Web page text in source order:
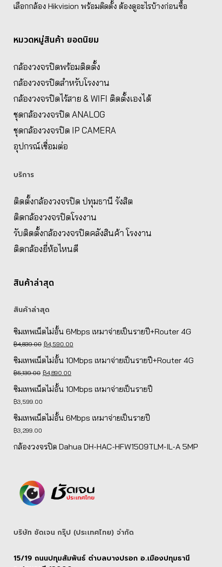
เลือกกล้อง Hikvision พร้อมติดตั้ง ต้องดูอะไรบ้างก่อนซื้อ
หมวดหมู่สินค้า ยอดนิยม
กล้องวงจรปิดพร้อมติดตั้ง
กล้องวงจรปิดสำหรับโรงงาน
กล้องวงจรปิดไร้สาย & WIFI ติดตั้งเองได้
ชุดกล้องวงจรปิด ANALOG
ชุดกล้องวงจรปิด IP CAMERA
อุปกรณ์เชื่อมต่อ
บริการ
ติดตั้งกล้องวงจรปิด ปทุมธานี รังสิต
ติดกล้องวงจรปิดโรงงาน
รับติดตั้งกล้องวงจรปิดคลังสินค้า โรงงาน
ติดกล้องยี่ห้อไหนดี
สินค้าล่าสุด
สินค้าล่าสุด
ซิมเทพเน็ตไม่อั้น 6Mbps เหมาจ่ายเป็นรายปี+Router 4G
฿4,839.00 Original
price
฿4,839.00.
฿4,590.00Current
ซิมเทพเน็ตไม่อั้น 10Mbps เหมาจ่ายเป็นรายปี+Router 4G
฿5,139.00 Original
price
฿4,890.00Current
ซิมเทพเน็ตไม่อั้น 10Mbps เหมาจ่ายเป็นรายปี
฿3,599.00
ซิมเทพเน็ตไม่อั้น 6Mbps เหมาจ่ายเป็นรายปี
฿3,299.00
กล้องวงจรปิด Dahua DH-HAC-HFW1509TLM-IL-A 5MP
บริษัท ชัดเจน กรุ๊ป (ประเทศไทย) จํากัด
15/19 ถนนปทุมสัมพันธ์ ตำบลบางปรอก อ.เมืองปทุมธานี